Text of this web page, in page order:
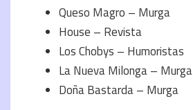
Queso Magro – Murga
House – Revista
Los Chobys – Humoristas
La Nueva Milonga – Murga
Doña Bastarda – Murga